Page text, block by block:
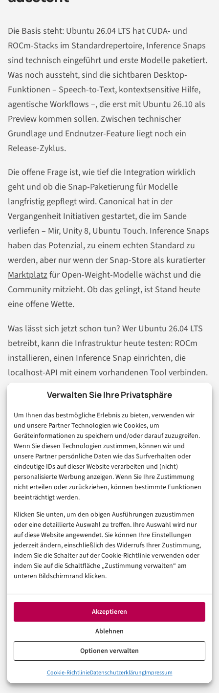
Verwalten Sie Ihre Privatsphäre
Um Ihnen das bestmögliche Erlebnis zu bieten, verwenden wir
und unsere Partner Technologien wie Cookies, um
Geräteinformationen zu speichern und/oder darauf zuzugreifen.
Wenn Sie diesen Technologien zustimmen, können wir und
unsere Partner persönliche Daten wie das Surfverhalten oder
eindeutige IDs auf dieser Website verarbeiten und (nicht)
personalisierte Werbung anzeigen. Wenn Sie Ihre Zustimmung
nicht erteilen oder zurückziehen, können bestimmte Funktionen
beeinträchtigt werden.
Klicken Sie unten, um den obigen Ausführungen zuzustimmen
oder eine detaillierte Auswahl zu treffen. Ihre Auswahl wird nur
auf diese Website angewendet. Sie können Ihre Einstellungen
jederzeit ändern, einschließlich des Widerrufs Ihrer Zustimmung,
indem Sie die Schalter auf der Cookie-Richtlinie verwenden oder
indem Sie auf die Schaltfläche „Zustimmung verwalten“ am
unteren Bildschirmrand klicken.
Akzeptieren
Ablehnen
Optionen verwalten
Cookie-RichtlinieDatenschutzerklärungImpressum
Die Basis steht: Ubuntu 26.04 LTS hat CUDA- und
ROCm-Stacks im Standardrepertoire, Inference Snaps
sind technisch eingeführt und erste Modelle paketiert.
Was noch aussteht, sind die sichtbaren Desktop-
Funktionen – Speech-to-Text, kontextsensitive Hilfe,
agentische Workflows –, die erst mit Ubuntu 26.10 als
Preview kommen sollen. Zwischen technischer
Grundlage und Endnutzer-Feature liegt noch ein
Release-Zyklus.
Die offene Frage ist, wie tief die Integration wirklich
geht und ob die Snap-Paketierung für Modelle
langfristig gepflegt wird. Canonical hat in der
Vergangenheit Initiativen gestartet, die im Sande
verliefen – Mir, Unity 8, Ubuntu Touch. Inference Snaps
haben das Potenzial, zu einem echten Standard zu
werden, aber nur wenn der Snap-Store als kuratierter
Marktplatzfür Open-Weight-Modelle wächst und die
Community mitzieht. Ob das gelingt, ist Stand heute
eine offene Wette.
Was lässt sich jetzt schon tun? Wer Ubuntu 26.04 LTS
betreibt, kann die Infrastruktur heute testen: ROCm
installieren, einen Inference Snap einrichten, die
localhost-API mit einem vorhandenen Tool verbinden.
Das Tutorial von rueegger.me zeigt das konkret an
einem Clipboard-Rewriter mit Gemma 3 – ein
einfaches, handfestes Beispiel dafür, wie lokale
Inferenz als Systemfunktion aussehen kann, bevor
Canonical die Desktop-Integration in 26.10
fertiggestellt hat. Warten auf den vollen
Funktionsumfang ist eine Option. Selbst erkunden ist
die bessere.
AGENTIC AI NEWS
In der ReiheKünstliche Intelligenz
klassische Bots zu KI-Agenten umbauen
Agentic AI Mittelstand: Was der acatech-Report